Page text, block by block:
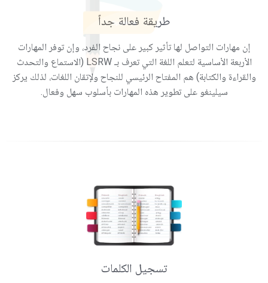
طريقة فعالة جداً
إن مهارات التواصل لها تأثير كبير على نجاح الفرد، وإن توفر المهارات
الأربعة الأساسية لتعلم اللغة التي تعرف بـ LSRW (الاستماع والتحدث
والقراءة والكتابة) هم المفتاح الرئيسي للنجاح ولإتقان اللغات، لذلك يركز
سيلينغو على تطوير هذه المهارات بأسلوب سهل وفعال.
تسجيل الكلمات